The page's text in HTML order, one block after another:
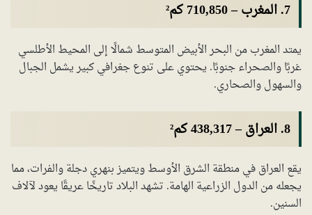
7. المغرب–710,850 كم²
يمتد المغرب من البحر الأبيض المتوسط شمالًا إلى المحيط الأطلسي
غربًا والصحراء جنوبًا. يحتوي على تنوع جغرافي كبير يشمل الجبال
والسهول والصحاري.
8. العراق–438,317 كم²
يقع العراق في منطقة الشرق الأوسط ويتميز بنهري دجلة والفرات، مما
يجعله من الدول الزراعية الهامة. تشهد البلاد تاريخًا عريقًا يعود لآلاف
السنين.